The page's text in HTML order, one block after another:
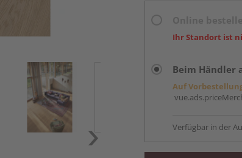
Ihr Standort ist
Beim Händler
Auf
Verfügbar in der